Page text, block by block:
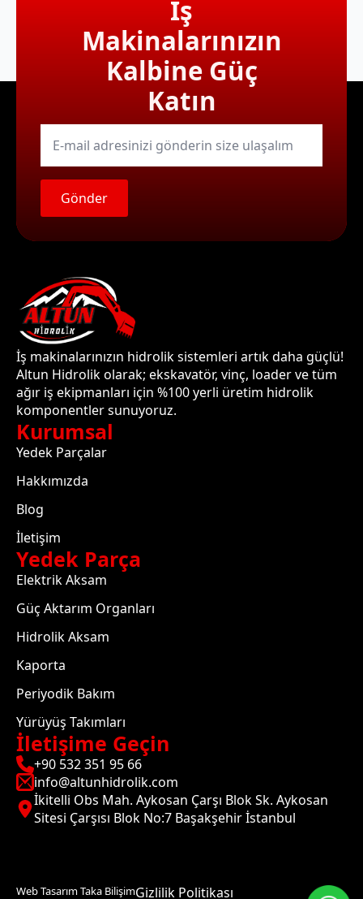
İş
Makinalarınızın
Kalbine Güç
Katın
E-
mail
Gönder
İş makinalarınızın hidrolik sistemleri artık daha güçlü!
Altun Hidrolik olarak; ekskavatör, vinç, loader ve tüm
ağır iş ekipmanları için %100 yerli üretim hidrolik
komponentler sunuyoruz.
Kurumsal
Yedek Parçalar
Hakkımızda
Blog
İletişim
Yedek Parça
Elektrik Aksam
Güç Aktarım Organları
Hidrolik Aksam
Kaporta
Periyodik Bakım
Yürüyüş Takımları
İletişime Geçin
+90 532 351 95 66
info@altunhidrolik.com
İkitelli Obs Mah. Aykosan Çarşı Blok Sk. Aykosan
Sitesi Çarşısı Blok No:7 Başakşehir İstanbul
Web Tasarım Taka BilişimGizlilik Politikası